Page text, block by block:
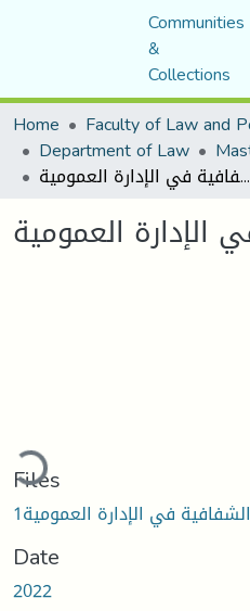
Communities
&
Collections
Home
Department of Law
الشفافية في الإدارة العمومية
الإدارة العمومية
Files
Date
2022